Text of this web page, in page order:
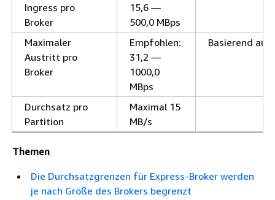
Ingress pro
Broker
15,6 —
500,0 MBps
Maximaler
Austritt pro
Broker
Empfohlen:
31,2 —
1000,0
MBps
Basierend
Durchsatz pro
Partition
Maximal 15
MB/s
Themen
Die Durchsatzgrenzen für Express-Broker werden
je nach Größe des Brokers begrenzt